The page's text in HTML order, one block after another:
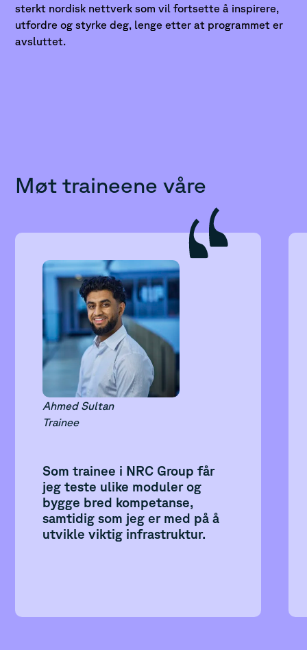
sterkt nordisk nettverk som vil fortsette å inspirere,
utfordre og styrke deg, lenge etter at programmet er
avsluttet.
Møt traineene våre
Ahmed Sultan
Trainee
Som trainee i NRC Group får
jeg teste ulike moduler og
bygge bred kompetanse,
samtidig som jeg er med på å
utvikle viktig infrastruktur.